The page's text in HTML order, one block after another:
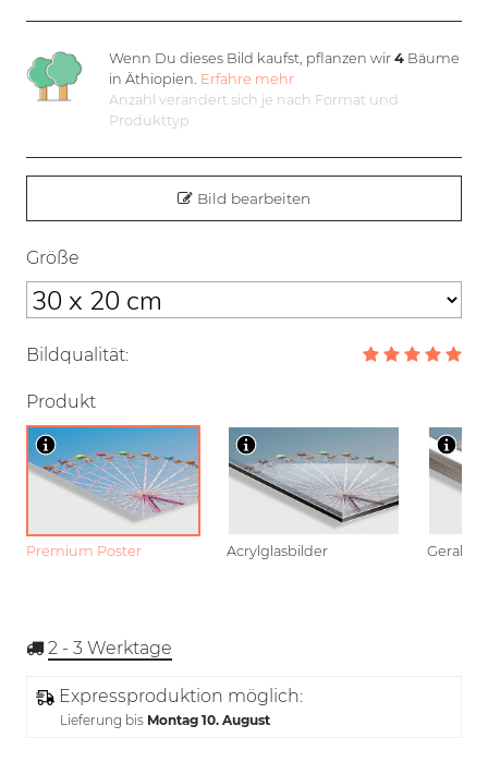
Wenn Du dieses Bild kaufst, pflanzen wir4 Bäume
in Äthiopien. Erfahre mehr
Anzahl verändert sich je nach Format und
Produkttyp
Bild bearbeiten
Größe
Bildqualität:
Produkt
Premium Poster Acrylglasbilder
2 - 3 Werktage
Expressproduktion möglich:
Lieferung bis Montag 10. August